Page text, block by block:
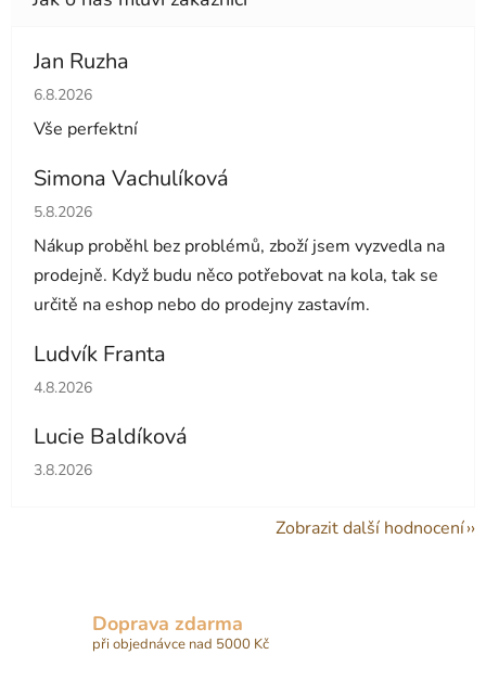
Jan Ruzha
Hodnocení obchodu je 5 z 5 hvězdiček.
6.8.2026
Vše perfektní
Simona Vachulíková
Hodnocení obchodu je 5 z 5 hvězdiček.
5.8.2026
Nákup proběhl bez problémů, zboží jsem vyzvedla na
prodejně. Když budu něco potřebovat na kola, tak se
určitě na eshop nebo do prodejny zastavím.
Ludvík Franta
Hodnocení obchodu je 5 z 5 hvězdiček.
4.8.2026
Lucie Baldíková
Hodnocení obchodu je 5 z 5 hvězdiček.
3.8.2026
Zobrazit další hodnocení
Doprava zdarma
při objednávce nad 5000 Kč